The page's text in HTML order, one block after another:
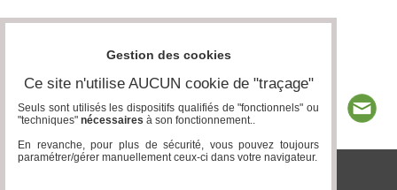
Gestion des cookies
Ce site n'utilise AUCUN cookie de "traçage"
Seuls sont utilisés les dispositifs qualifiés de "fonctionnels" ou
"techniques" nécessaires à son fonctionnement..
En revanche, pour plus de sécurité, vous pouvez toujours
paramétrer/gérer manuellement ceux-ci dans votre navigateur.